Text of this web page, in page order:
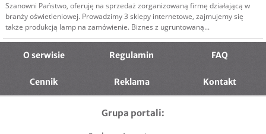
Szanowni Państwo, oferuję na sprzedaż zorganizowaną firmę działającą w
branży oświetleniowej. Prowadzimy 3 sklepy internetowe, zajmujemy się
także produkcją lamp na zamówienie. Biznes z ugruntowaną...
O serwisie Regulamin FAQ
Cennik Reklama Kontakt
Grupa portali: